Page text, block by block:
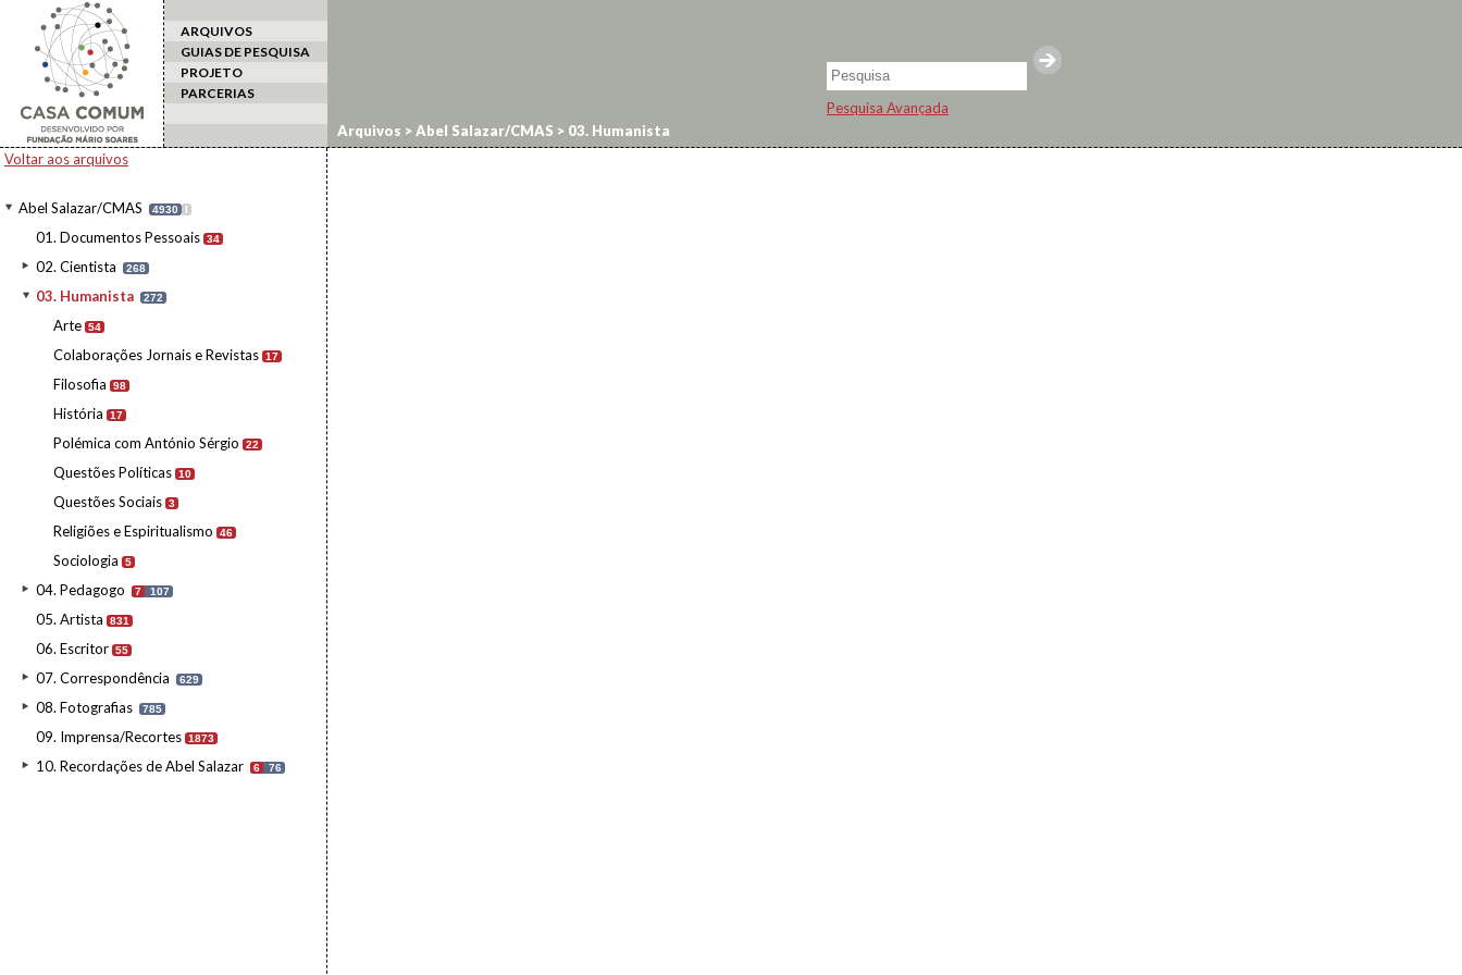
ARQUIVOS
GUIAS DE PESQUISA
PROJETO
PARCERIAS
Pesquisa Avançada
Voltar aos arquivos
Abel Salazar/CMAS 4930 I
01. Documentos Pessoais 34
02. Cientista 268
03. Humanista 272
Arte 54
Colaborações Jornais e Revistas 17
Filosofia 98
História 17
Polémica com António Sérgio 22
Questões Políticas 10
Questões Sociais 3
Religiões e Espiritualismo 46
Sociologia 5
04. Pedagogo 7 107
05. Artista 831
06. Escritor 55
07. Correspondência 629
08. Fotografias 785
09. Imprensa/Recortes 1873
10. Recordações de Abel Salazar 6 76
Arquivos >Abel Salazar/CMAS > 03. Humanista